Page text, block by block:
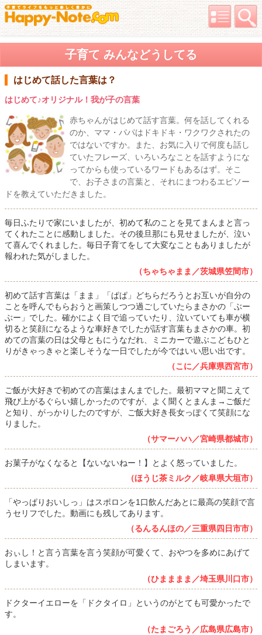
子育て みんなどうしてる
はじめて話した言葉は？
はじめて♪オリジナル！我が子の言葉
赤ちゃんがはじめて話す言葉。何を話してくれる
のか、ママ・パパはドキドキ・ワクワクされたの
ではないですか。また、お気に入りで何度も話し
ていたフレーズ、いろいろなことを話すようにな
ってからも使っているワードもあるはず。そこ
で、お子さまの言葉と、それにまつわるエピソー
ドを教えていただきました。
毎日ふたりで家にいましたが、初めて私のことを見てまんまと言っ
てくれたことに感動しました。その後旦那にも見せましたが、泣い
て喜んでくれました。毎日子育てをして大変なこともありましたが
報われた気がしました。
（ちゃちゃまま／茨城県笠間市）
初めて話す言葉は「まま」「ぱぱ」どちらだろうとお互いが自分の
ことを呼んでもらおうと画策しつつ過ごしていたらまさかの「ぶー
ぶー」でした。確かによく目で追っていたり、泣いていても車が横
切ると笑顔になるような車好きでしたが話す言葉もまさかの車。初
めての言葉の日は父母ともにうなだれ、ミニカーで遊ぶこどもひと
りがきゃっきゃと楽しそうな一日でしたが今ではいい思い出です。
（こに／兵庫県西宮市）
ご飯が大好きで初めての言葉はまんまでした。最初ママと聞こえて
飛び上がるぐらい嬉しかったのですが、よく聞くとまんま→ご飯だ
と知り、がっかりしたのですが、ご飯大好き長女っぽくて笑顔にな
りました。
（サマーハハ／宮崎県都城市）
お菓子がなくなると【ないないねー！】とよく怒っていました。
（ほうじ茶ミルク／岐阜県大垣市）
「やっぱりおいしっ」はスポロンを1口飲んだあとに最高の笑顔で言
うセリフでした。動画にも残してあります。
（るんるんほの／三重県四日市市）
おぃし！と言う言葉を言う笑顔が可愛くて、おやつを多めにあげて
しまいます。
（ひまままま／埼玉県川口市）
ドクターイエローを「ドクタイロ」というのがとても可愛かったで
す。
（たまごろう／広島県広島市）